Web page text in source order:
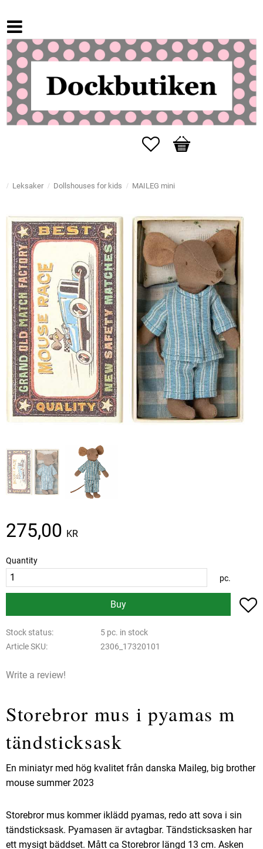
Favorites
Basket
Leksaker Dollshouses for kids MAILEG mini
275,00 KR
Quantity
pc.
Buy
Stock status
5 pc. in stock
Article SKU
2306_17320101
Write a review!
Storebror mus i pyamas m
tändsticksask
En miniatyr med hög kvalitet från danska Maileg, big brother
mouse summer 2023
Storebror mus kommer iklädd pyamas, redo att sova i sin
tändsticksask. Pyamasen är avtagbar. Tändsticksasken har
ett mysigt bäddset. Mått ca Storebror längd 13 cm. Asken